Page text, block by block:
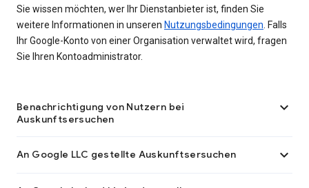
Sie wissen möchten, wer Ihr Dienstanbieter ist, finden Sie
weitere Informationen in unseren Nutzungsbedingungen . Falls
Ihr Google-Konto von einer Organisation verwaltet wird, fragen
Sie Ihren Kontoadministrator.
Benachrichtigung von Nutzern bei
Auskunftsersuchen

An Google LLC gestellte Auskunftsersuchen 